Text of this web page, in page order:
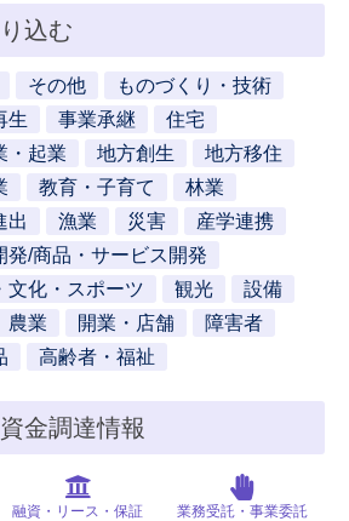
込む
その他
ものづくり・技術
生 事業承継
住宅
・起業 地方創生
地方移住
教育・子育て
林業
出 漁業 災害
産学連携
発/商品・サービス開発
文化・スポーツ 観光
設備
農業 開業・店舗
障害者
高齢者・福祉
金調達情報
融資・リース・保証 業務受託・事業委託